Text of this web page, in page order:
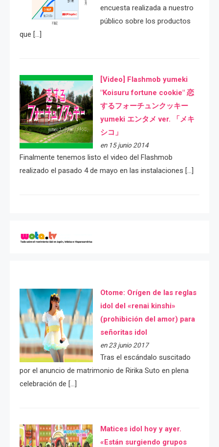
encuesta realizada a nuestro
público sobre los productos
que […]
[Video] Flashmob yumeki
"Koisuru fortune cookie" 恋
するフォーチュンクッキー
yumeki エンタメ ver. 「メキ
シコ」
en 15 junio 2014
Finalmente tenemos listo el video del Flashmob
realizado el pasado 4 de mayo en las instalaciones […]
Otome: Orígen de las reglas
idol del «renai kinshi»
(prohibición del amor) para
señoritas idol
en 23 junio 2017
Tras el escándalo suscitado
por el anuncio de matrimonio de Ririka Suto en plena
celebración de […]
Matices idol hoy y ayer.
«Están surgiendo grupos